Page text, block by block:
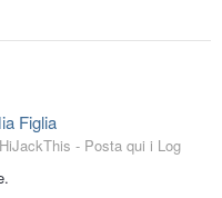
Figlia
HiJackThis - Posta qui i Log